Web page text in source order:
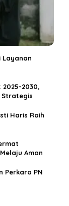
Layanan
2025-2030,
Strategis
Haris Raih
Aman
Perkara PN